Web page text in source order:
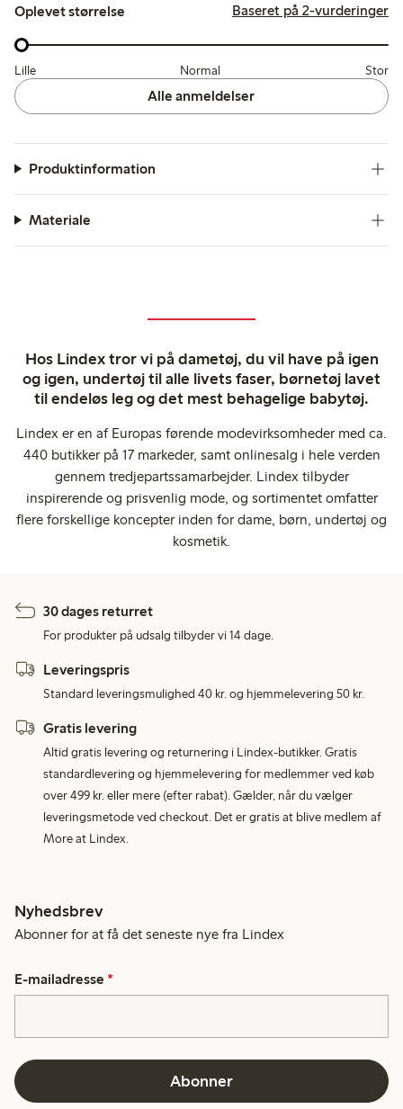
Oplevet størrelse Baseret på 2-vurderinger
Lille Normal Stor
Alle anmeldelser
Produktinformation
Materiale
Hos Lindex tror vi på dametøj, du vil have på igen
og igen, undertøj til alle livets faser, børnetøj lavet
til endeløs leg og det mest behagelige babytøj.
Lindex er en af Europas førende modevirksomheder med ca.
440 butikker på 17 markeder, samt onlinesalg i hele verden
gennem tredjepartssamarbejder. Lindex tilbyder
inspirerende og prisvenlig mode, og sortimentet omfatter
flere forskellige koncepter inden for dame, børn, undertøj og
kosmetik.
30 dages returret
For produkter på udsalg tilbyder vi 14 dage.
Leveringspris
Standard leveringsmulighed 40 kr. og hjemmelevering 50 kr.
Gratis levering
Altid gratis levering og returnering i Lindex-butikker. Gratis
standardlevering og hjemmelevering for medlemmer ved køb
over 499 kr. eller mere (efter rabat). Gælder, når du vælger
leveringsmetode ved checkout. Det er gratis at blive medlem af
More at Lindex.
Nyhedsbrev
Abonner for at få det seneste nye fra Lindex
E-mailadresse *
Abonner